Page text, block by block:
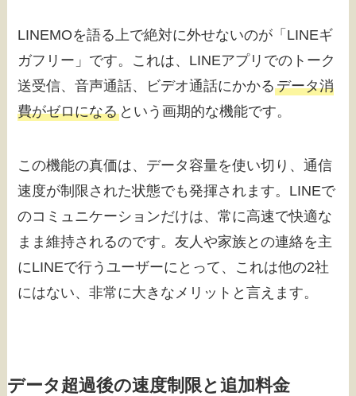
LINEMOを語る上で絶対に外せないのが「LINEギ
ガフリー」です。これは、LINEアプリでのトーク
送受信、音声通話、ビデオ通話にかかるデータ消
費がゼロになる という画期的な機能です。
この機能の真価は、データ容量を使い切り、通信
速度が制限された状態でも発揮されます。LINEで
のコミュニケーションだけは、常に高速で快適な
まま維持されるのです。友人や家族との連絡を主
にLINEで行うユーザーにとって、これは他の2社
にはない、非常に大きなメリットと言えます。
データ超過後の速度制限と追加料金